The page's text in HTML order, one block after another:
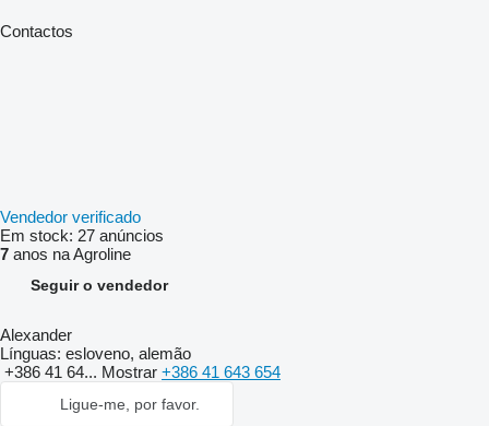
Contactos
Vendedor verificado
Em stock: 27 anúncios
7 anos na Agroline
Seguir o vendedor
Alexander
Línguas: esloveno, alemão
+386 41 64... Mostrar +386 41 643 654
Ligue-me, por favor.